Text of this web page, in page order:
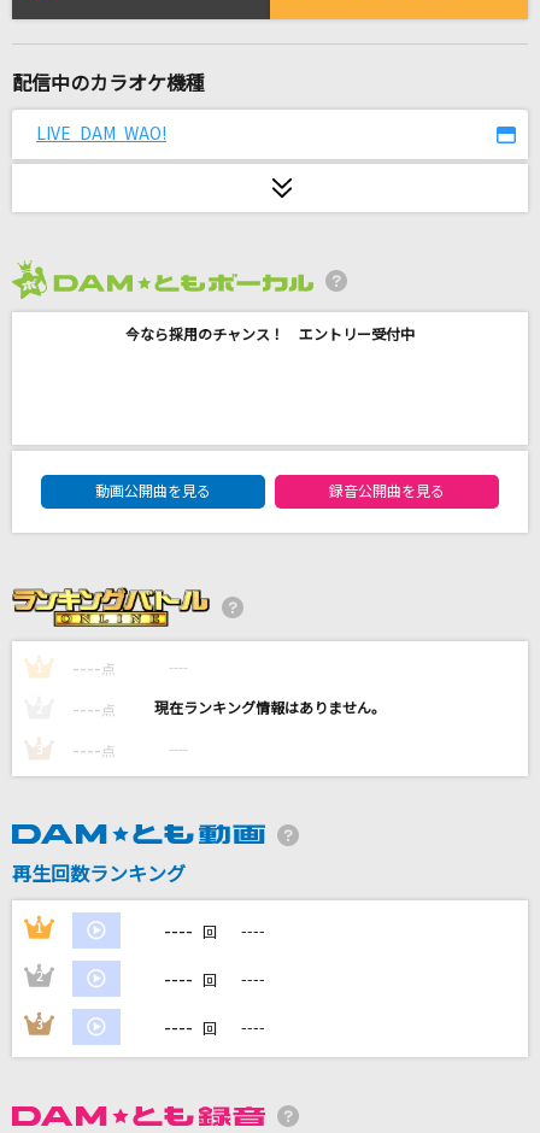
Dear
ひとりじゃない
[生音]HOT LIMIT
小松未歩
ロキ(Game Version)
[生音]あばよ さよなら
中島みゆき
カラオケ最新情報をチェック！
配信中のカラオケ機種
LIVE DAM WAO!
今なら採用のチャンス！ エントリー受付中
DAM★ともボーカルエントリーランキング
動画公開曲を見る
録音公開曲を見る
1 ---- 点 ----
---- 点 ----
3 ---- 点 ----
再生回数ランキング
1 ---- 回 ----
2 ---- 回 ----
3 ---- 回 ----